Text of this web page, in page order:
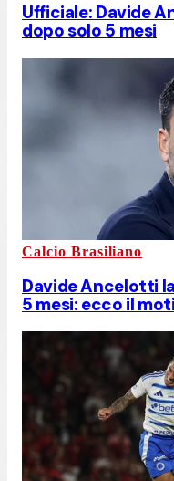
Ufficiale: Davide
dopo solo 5 mesi
Calcio Brasiliano
Davide Ancelotti
5 mesi: ecco il